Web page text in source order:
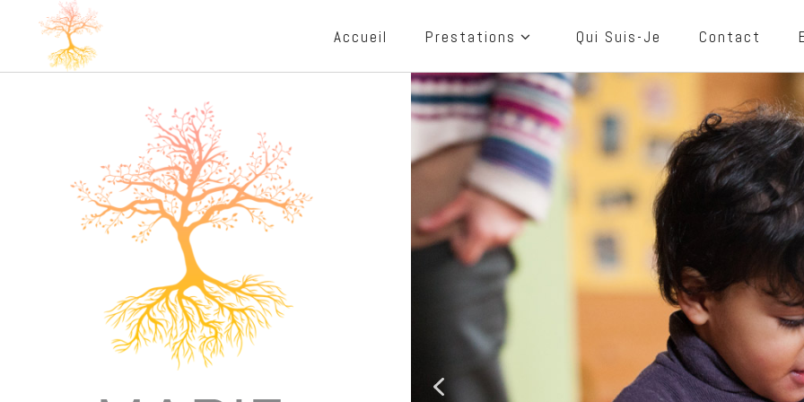
Accueil Prestations Qui Suis-Je Contact